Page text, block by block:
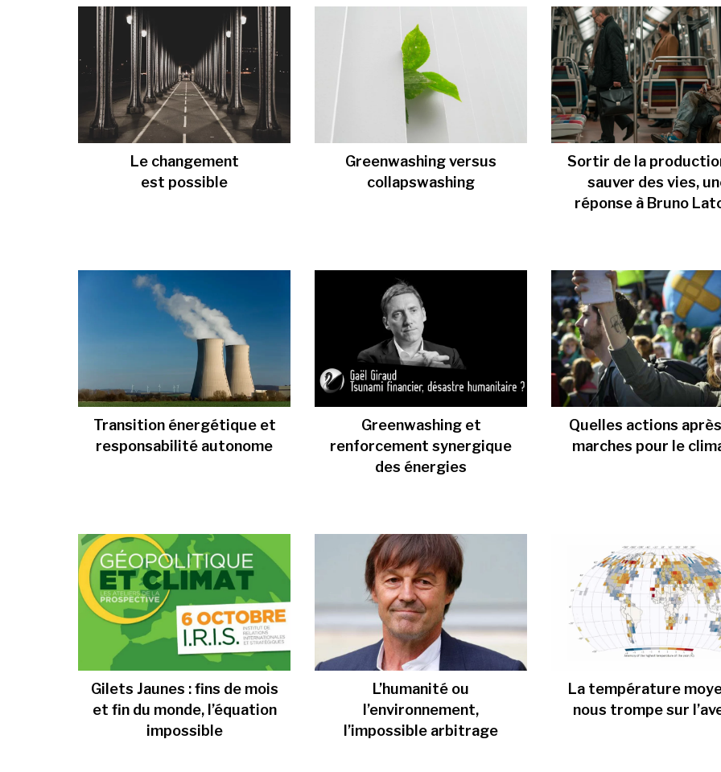
Le changement
est possible
Greenwashing versus
collapswashing
Sortir de la
sauver des vies,
réponse à Bruno
Transition énergétique et
responsabilité autonome
Greenwashing et
renforcement synergique
des énergies
Quelles actions
marches pour le
Gilets Jaunes : fins de mois
et fin du monde, l’équation
impossible
L’humanité ou
l’environnement,
l’impossible arbitrage
La température
nous trompe sur